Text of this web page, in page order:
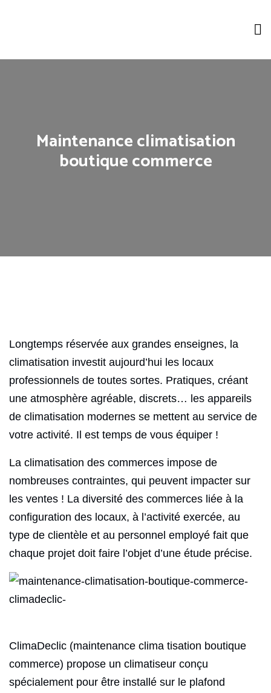
Maintenance climatisation
boutique commerce
Longtemps réservée aux grandes enseignes, la
climatisation investit aujourd’hui les locaux
professionnels de toutes sortes. Pratiques, créant
une atmosphère agréable, discrets… les appareils
de climatisation modernes se mettent au service de
votre activité. Il est temps de vous équiper !
La climatisation des commerces impose de
nombreuses contraintes, qui peuvent impacter sur
les ventes ! La diversité des commerces liée à la
configuration des locaux, à l’activité exercée, au
type de clientèle et au personnel employé fait que
chaque projet doit faire l’objet d’une étude précise.
ClimaDeclic (maintenance clima tisation boutique
commerce) propose un climatiseur conçu
spécialement pour être installé sur le plafond